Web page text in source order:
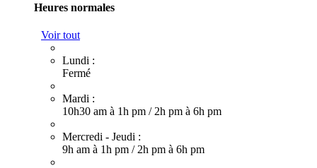
Heures normales
Voir tout
Lundi :
Fermé
Mardi :
10h30 am à 1h pm / 2h pm à 6h pm
Mercredi - Jeudi :
9h am à 1h pm / 2h pm à 6h pm